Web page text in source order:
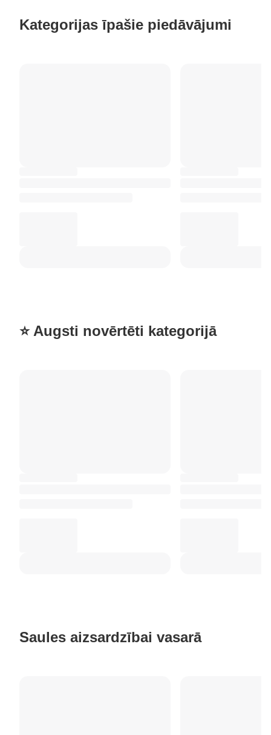
Kategorijas īpašie piedāvājumi
⭐ Augsti novērtēti kategorijā
Saules aizsardzībai vasarā